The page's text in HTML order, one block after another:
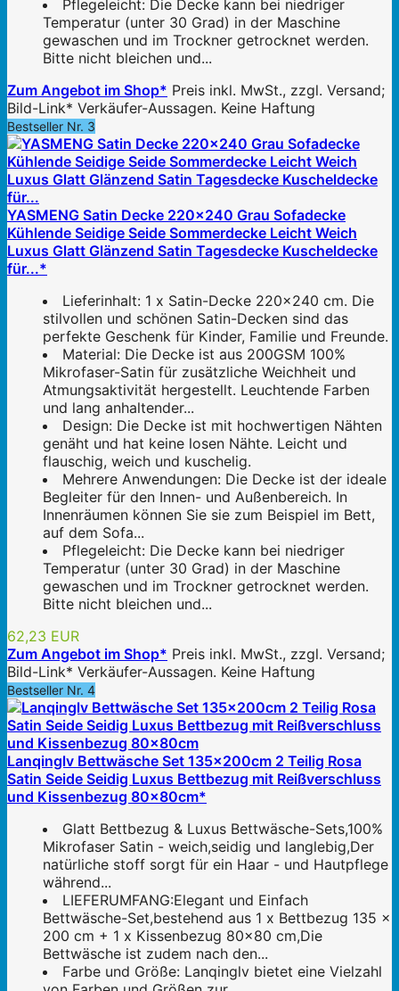
Pflegeleicht: Die Decke kann bei niedriger
Temperatur (unter 30 Grad) in der Maschine
gewaschen und im Trockner getrocknet werden.
Bitte nicht bleichen und...
Zum Angebot im Shop* Preis inkl. MwSt., zzgl. Versand;
Bild-Link* Verkäufer-Aussagen. Keine Haftung
Bestseller Nr. 3
YASMENG Satin Decke 220x240 Grau Sofadecke
Kühlende Seidige Seide Sommerdecke Leicht Weich
Luxus Glatt Glänzend Satin Tagesdecke Kuscheldecke
für...*
Lieferinhalt: 1 x Satin-Decke 220x240 cm. Die
stilvollen und schönen Satin-Decken sind das
perfekte Geschenk für Kinder, Familie und Freunde.
Material: Die Decke ist aus 200GSM 100%
Mikrofaser-Satin für zusätzliche Weichheit und
Atmungsaktivität hergestellt. Leuchtende Farben
und lang anhaltender...
Design: Die Decke ist mit hochwertigen Nähten
genäht und hat keine losen Nähte. Leicht und
flauschig, weich und kuschelig.
Mehrere Anwendungen: Die Decke ist der ideale
Begleiter für den Innen- und Außenbereich. In
Innenräumen können Sie sie zum Beispiel im Bett,
auf dem Sofa...
Pflegeleicht: Die Decke kann bei niedriger
Temperatur (unter 30 Grad) in der Maschine
gewaschen und im Trockner getrocknet werden.
Bitte nicht bleichen und...
62,23 EUR
Zum Angebot im Shop* Preis inkl. MwSt., zzgl. Versand;
Bild-Link* Verkäufer-Aussagen. Keine Haftung
Bestseller Nr. 4
Lanqinglv Bettwäsche Set 135x200cm 2 Teilig Rosa
Satin Seide Seidig Luxus Bettbezug mit Reißverschluss
und Kissenbezug 80x80cm*
Glatt Bettbezug & Luxus Bettwäsche-Sets,100%
Mikrofaser Satin - weich,seidig und langlebig,Der
natürliche stoff sorgt für ein Haar - und Hautpflege
während...
LIEFERUMFANG:Elegant und Einfach
Bettwäsche-Set,bestehend aus 1 x Bettbezug 135 x
200 cm + 1 x Kissenbezug 80x80 cm,Die
Bettwäsche ist zudem nach den...
Farbe und Größe: Lanqinglv bietet eine Vielzahl